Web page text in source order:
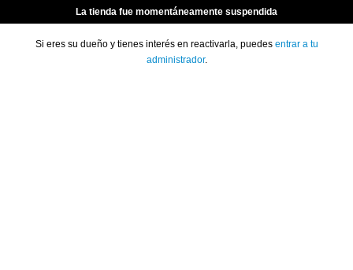
La tienda fue momentáneamente suspendida
Si eres su dueño y tienes interés en reactivarla, puedes entrar a tu
administrador.